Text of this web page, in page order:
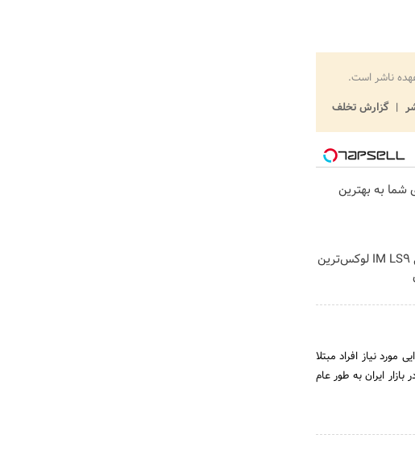
ناشر است.
گزارش تخلف
به بهترین
رونمایی رسمی IM LS9 لوکس‌ترین
مورد نیاز افراد مبتلا
ایران به طور عام